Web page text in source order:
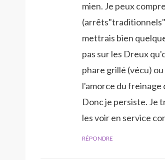
mien. Je peux
(arrêts"traditionnels"
mettrais bien
pas sur les Dreux
phare grillé (vécu)
l'amorce du freinage
Donc je persiste. Je
les voir en service
RÉPONDRE